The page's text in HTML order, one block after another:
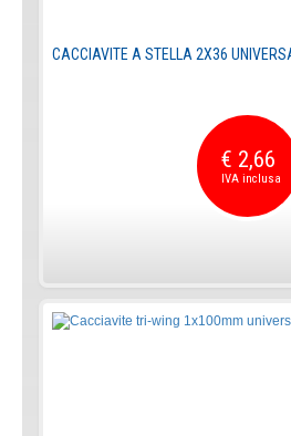
CACCIAVITE A STELLA 2X36
€ 2,66